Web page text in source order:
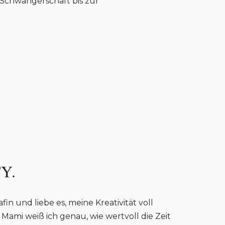
und liebe es, meine Kreativität voll
weiß ich genau, wie wertvoll die Zeit